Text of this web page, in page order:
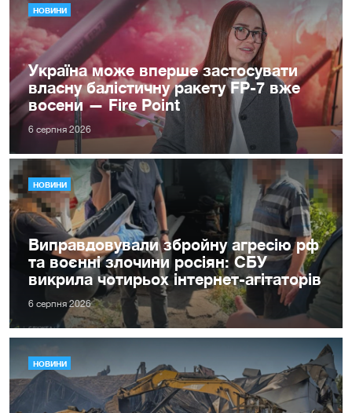
НОВИНИ
Україна може вперше застосувати
власну балістичну ракету FP-7 вже
восени — Fire Point
6 серпня 2026
НОВИНИ
Виправдовували збройну агресію рф
та воєнні злочини росіян: СБУ
викрила чотирьох інтернет-агітаторів
6 серпня 2026
НОВИНИ